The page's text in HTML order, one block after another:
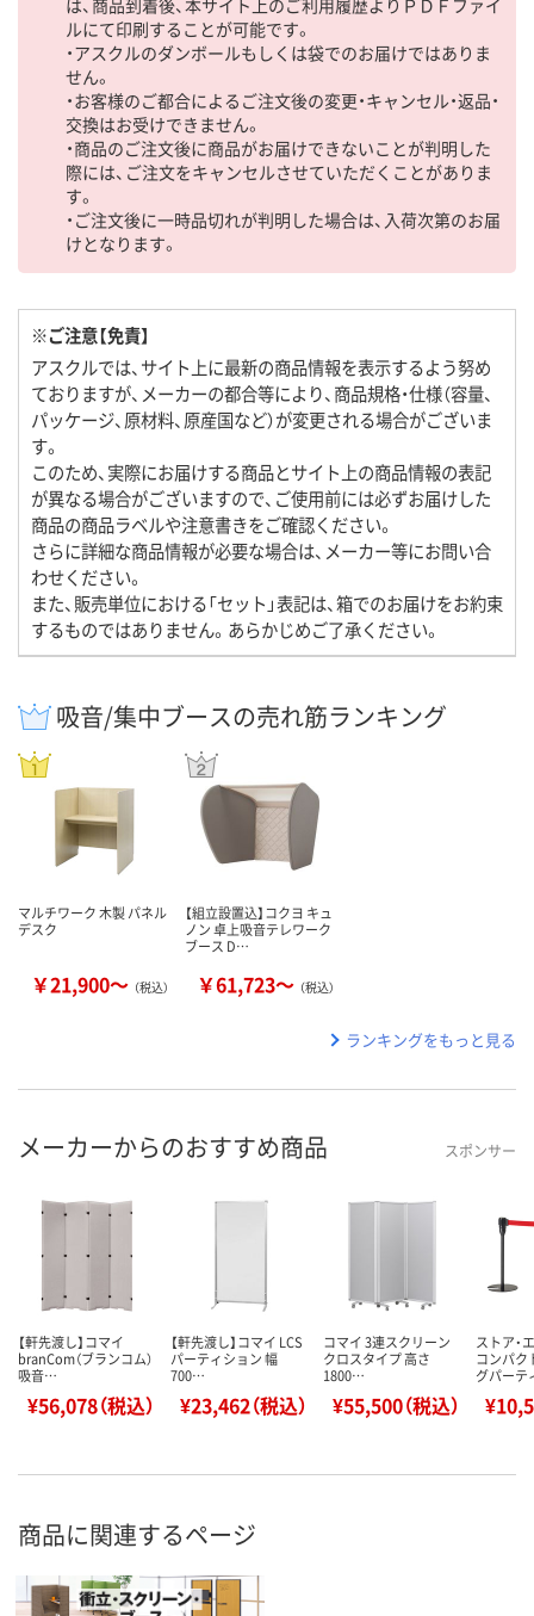
は、商品到着後、本サイト上のご利用履歴よりＰＤＦファイ
ルにて印刷することが可能です。
・アスクルのダンボールもしくは袋でのお届けではありま
せん。
・お客様のご都合によるご注文後の変更・キャンセル・返品・
交換はお受けできません。
・商品のご注文後に商品がお届けできないことが判明した
際には、ご注文をキャンセルさせていただくことがありま
す。
・ご注文後に一時品切れが判明した場合は、入荷次第のお届
けとなります。
※ご注意【免責】
アスクルでは、サイト上に最新の商品情報を表示するよう努め
ておりますが、メーカーの都合等により、商品規格・仕様（容量、
パッケージ、原材料、原産国など）が変更される場合がございま
す。
このため、実際にお届けする商品とサイト上の商品情報の表記
が異なる場合がございますので、ご使用前には必ずお届けした
商品の商品ラベルや注意書きをご確認ください。
さらに詳細な商品情報が必要な場合は、メーカー等にお問い合
わせください。
また、販売単位における「セット」表記は、箱でのお届けをお約束
するものではありません。あらかじめご了承ください。
吸音/集中ブースの売れ筋ランキング
マルチワーク 木製 パネル
デスク
￥21,900～ （税込）
【組立設置込】コクヨ キュ
ノン 卓上吸音テレワーク
ブース D…
￥61,723～ （税込）
ランキングをもっと見る
メーカーからのおすすめ商品 スポンサー
【軒先渡し】コマイ
branCom（ブランコム）
吸音…
¥56,078（税込）
【軒先渡し】コマイ LCS
パーティション 幅
700…
¥23,462（税込）
コマイ 3連スクリーン
クロスタイプ 高さ
1800…
¥55,500（税込）
ストア・
コンパク
グパー
商品に関連するページ